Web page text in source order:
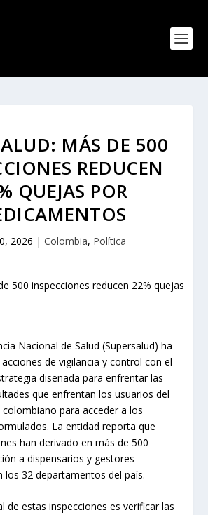
MÁS DE 500
REDUCEN
QUEJAS POR
2026 | Colombia, Política
Nacional de Salud (Supersalud) ha
de vigilancia y control con el
diseñada para enfrentar las
que enfrentan los usuarios del
para acceder a los
La entidad reporta que
han derivado en más de 500
a dispensarios y gestores
los 32 departamentos del país.
de estas inspecciones es verificar las